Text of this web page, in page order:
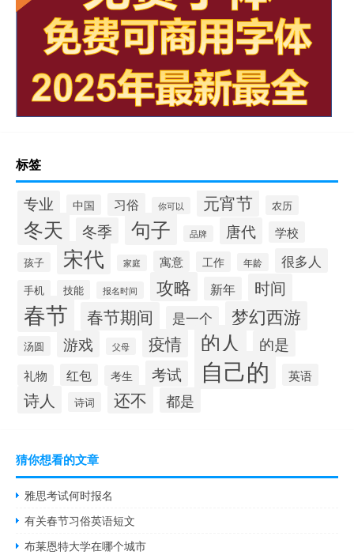
标签
专业 中国 习俗 你可以 元宵节 农历
冬天 冬季 句子 品牌 唐代 学校
孩子 宋代 家庭 寓意 工作 年龄 很多人
手机 技能 报名时间 攻略 新年 时间
春节 春节期间 是一个 梦幻西游
汤圆 游戏 父母 疫情 的人 的是
礼物 红包 考生 考试 自己的 英语
诗人 诗词 还不 都是
猜你想看的文章
雅思考试何时报名
有关春节习俗英语短文
布莱恩特大学在哪个城市